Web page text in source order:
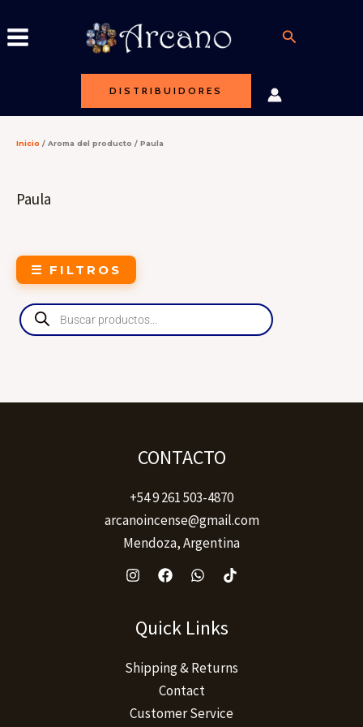
al
Buscar
DISTRIBUIDORES
Inicio / Aroma del producto / Paula
Paula
☰ FILTROS
Products
search
CONTACTO
+54 9 261 503-4870
arcanoincense@gmail.com
Mendoza, Argentina
Quick Links
Shipping & Returns
Contact
Customer Service